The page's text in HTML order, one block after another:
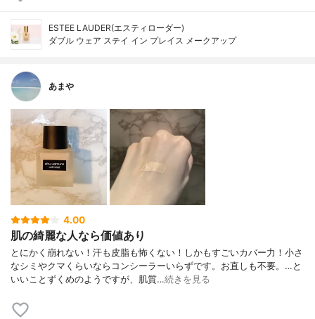
ESTEE LAUDER(エスティローダー)
ダブル ウェア ステイ イン プレイス メークアップ
あまや
4.00
肌の綺麗な人なら価値あり
とにかく崩れない！汗も皮脂も怖くない！しかもすごいカバー力！小さ
なシミやクマくらいならコンシーラーいらずです。お直しも不要。…と
いいことずくめのようですが、肌質…続きを見る